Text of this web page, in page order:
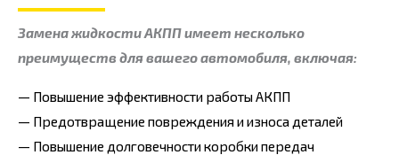
Замена жидкости АКПП имеет несколько
преимуществ для вашего автомобиля, включая:
— Повышение эффективности работы АКПП
— Предотвращение повреждения и износа деталей
— Повышение долговечности коробки передач